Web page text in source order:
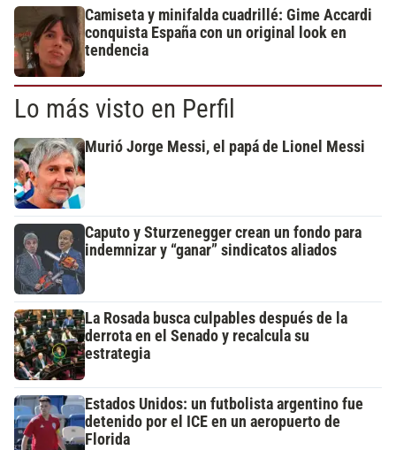
Camiseta y minifalda cuadrillé: Gime Accardi
conquista España con un original look en
tendencia
Lo más visto en Perfil
Murió Jorge Messi, el papá de Lionel Messi
Caputo y Sturzenegger crean un fondo para
indemnizar y “ganar” sindicatos aliados
La Rosada busca culpables después de la
derrota en el Senado y recalcula su
estrategia
Estados Unidos: un futbolista argentino fue
detenido por el ICE en un aeropuerto de
Florida